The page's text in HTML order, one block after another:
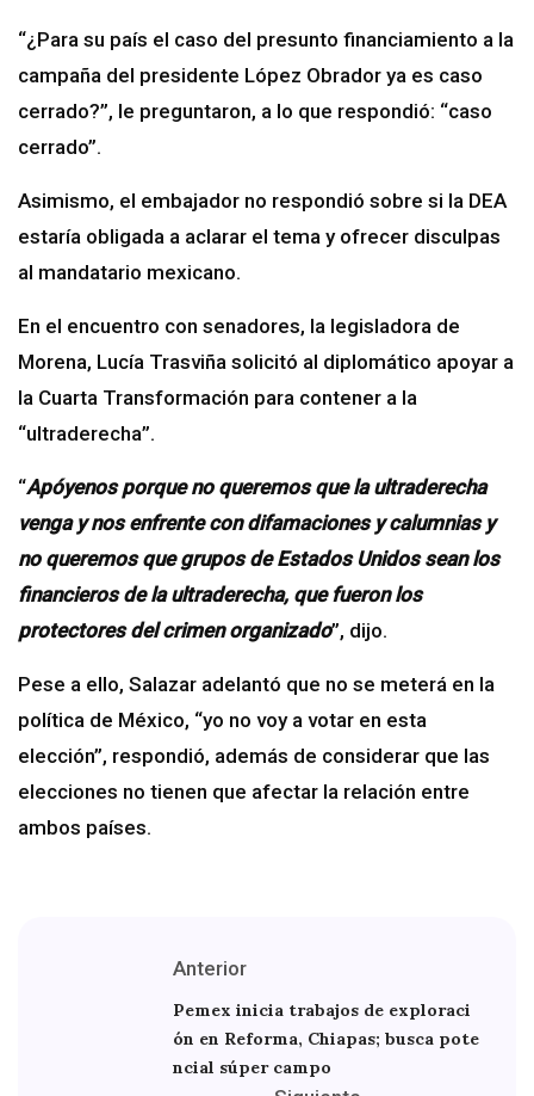
“¿Para su país el caso del presunto financiamiento a la
campaña del presidente López Obrador ya es caso
cerrado?”, le preguntaron, a lo que respondió: “caso
cerrado”.
Asimismo, el embajador no respondió sobre si la DEA
estaría obligada a aclarar el tema y ofrecer disculpas
al mandatario mexicano.
En el encuentro con senadores, la legisladora de
Morena, Lucía Trasviña solicitó al diplomático apoyar a
la Cuarta Transformación para contener a la
“ultraderecha”.
“Apóyenos porque no queremos que la ultraderecha
venga y nos enfrente con difamaciones y calumnias y
no queremos que grupos de Estados Unidos sean los
financieros de la ultraderecha, que fueron los
protectores del crimen organizado”, dijo.
Pese a ello, Salazar adelantó que no se meterá en la
política de México, “yo no voy a votar en esta
elección”, respondió, además de considerar que las
elecciones no tienen que afectar la relación entre
ambos países.
Anterior
Pemex inicia trabajos de exploraci
ón en Reforma, Chiapas; busca pote
ncial súper campo